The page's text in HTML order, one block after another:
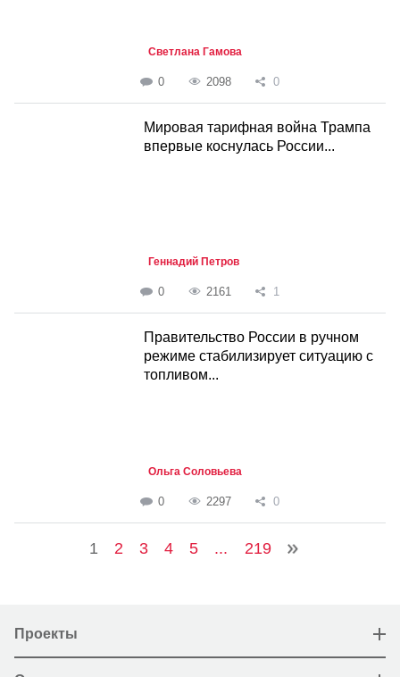
Светлана Гамова
0 2098 0
Мировая тарифная война Трампа
впервые коснулась России...
Геннадий Петров
0 2161 1
Правительство России в ручном
режиме стабилизирует ситуацию с
топливом...
Ольга Соловьева
0 2297 0
1 2 3 4 5 ... 219
Проекты